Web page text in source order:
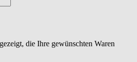
die Ihre gewünschten Waren